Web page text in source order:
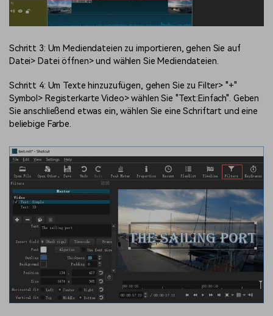
Schritt 3: Um Mediendateien zu importieren, gehen Sie auf
Datei> Datei öffnen> und wählen Sie Mediendateien.
Schritt 4: Um Texte hinzuzufügen, gehen Sie zu Filter> "+"
Symbol> Registerkarte Video> wählen Sie "Text:Einfach". Geben
Sie anschließend etwas ein, wählen Sie eine Schriftart und eine
beliebige Farbe.